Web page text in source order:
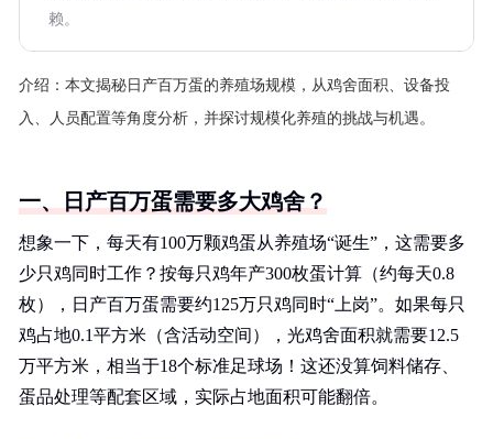
赖。
介绍： 本文揭秘日产百万蛋的养殖场规模，从鸡舍面积、设备投
入、人员配置等角度分析，并探讨规模化养殖的挑战与机遇。
一、日产百万蛋需要多大鸡舍？
想象一下，每天有100万颗鸡蛋从养殖场“诞生”，这需要多
少只鸡同时工作？按每只鸡年产300枚蛋计算（约每天0.8
枚），日产百万蛋需要约125万只鸡同时“上岗”。如果每只
鸡占地0.1平方米（含活动空间），光鸡舍面积就需要12.5
万平方米，相当于18个标准足球场！这还没算饲料储存、
蛋品处理等配套区域，实际占地面积可能翻倍。